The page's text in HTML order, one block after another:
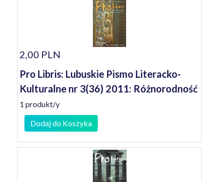
2,00 PLN
Pro Libris: Lubuskie Pismo Literacko-
Kulturalne nr 3(36) 2011: Różnorodność
1 produkt/y
Dodaj do Koszyka